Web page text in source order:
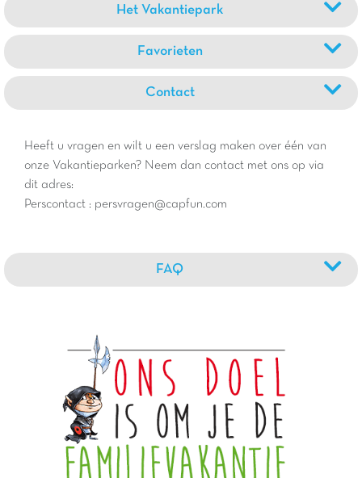
Het Vakantiepark
Favorieten
Contact
Heeft u vragen en wilt u een verslag maken over één van
onze Vakantieparken? Neem dan contact met ons op via
dit adres:
Perscontact : persvragen@capfun.com
FAQ